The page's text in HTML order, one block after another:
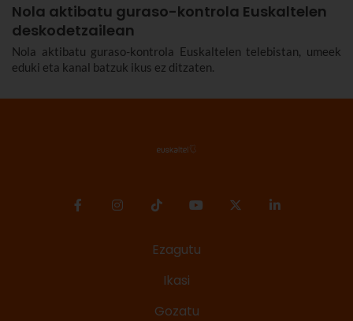
Nola aktibatu guraso-kontrola Euskaltelen
deskodetzailean
Nola aktibatu guraso-kontrola Euskaltelen telebistan, umeek
eduki eta kanal batzuk ikus ez ditzaten.
Ezagutu
Ikasi
Gozatu